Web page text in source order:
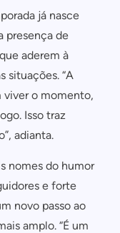
já nasce
presença de
aderem à
situações. “A
viver o momento,
Isso traz
adianta.
nomes do humor
e forte
novo passo ao
amplo. “É um